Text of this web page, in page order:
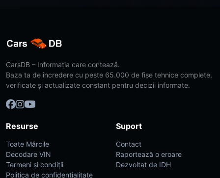
CarsDB – Informația care contează.
Baza ta de încredere cu peste 65.000 de fișe tehnice complete,
verificate și actualizate constant pentru decizii informate.
Resurse
Toate Mărcile
Decodare VIN
Termeni și condiții
Politica de confidențialitate
Suport
Contact
Raportează o eroare
Dezvoltat de IDH